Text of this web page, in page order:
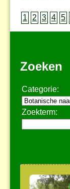
1 2 3 4 5
Zoeken
Categorie:
Zoekterm: